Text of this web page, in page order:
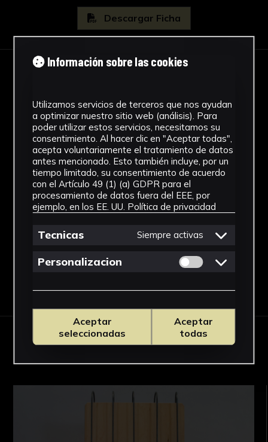
Descargar Ficha
OBRAS RELACIONADAS
Información sobre las cookies
Utilizamos servicios de terceros que nos ayudan
a optimizar nuestro sitio web (análisis). Para
poder utilizar estos servicios, necesitamos su
consentimiento. Al hacer clic en "Aceptar todas",
acepta voluntariamente el tratamiento de datos
antes mencionado. Esto también incluye, por un
tiempo limitado, su consentimiento de acuerdo
con el Artículo 49 (1) (a) GDPR para el
procesamiento de datos fuera del EEE, por
ejemplo, en los EE. UU. Política de privacidad
Tecnicas Siempre activas
Personalizacion Permitir cookies
Aceptar
seleccionadas
Aceptar
todas